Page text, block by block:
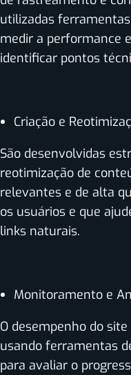
utilizadas
medir a performance
identificar pontos
Criação e
São desenvolvidas
reotimização de
relevantes e de alta
os usuários e que
links naturais.
Monitoramento e
O desempenho do
usando ferramentas
para avaliar o